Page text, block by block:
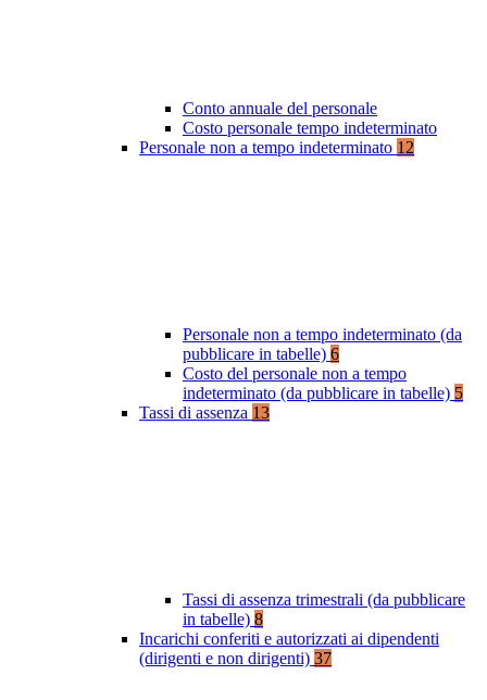
Conto annuale del personale
Costo personale tempo indeterminato
Personale non a tempo indeterminato 12
Personale non a tempo indeterminato (da
pubblicare in tabelle) 6
Costo del personale non a tempo
indeterminato (da pubblicare in tabelle) 5
Tassi di assenza 13
Tassi di assenza trimestrali (da pubblicare
in tabelle) 8
Incarichi conferiti e autorizzati ai dipendenti
(dirigenti e non dirigenti) 37